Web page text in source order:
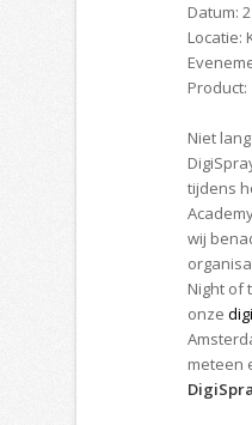
Datum:
Locatie:
Product:
Niet
tijdens
wij
Night of
onze
meteen